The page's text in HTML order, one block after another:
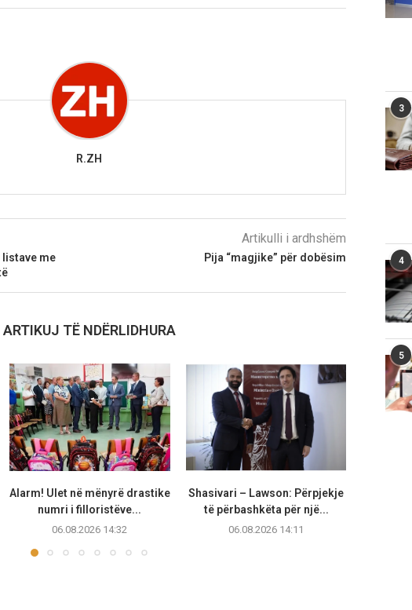
R.ZH
me
Artikulli i ardhshëm
Pija “magjike” për dobësim
ARTIKUJ TË NDËRLIDHURA
Alarm! Ulet në mënyrë drastike
numri i filloristëve...
06.08.2026 14:32
Shasivari – Lawson: Përpjekje
të përbashkëta për një...
06.08.2026 14:11
3
4
5